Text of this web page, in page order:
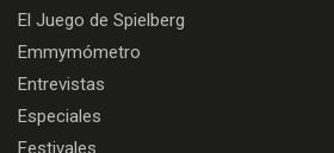
El Juego de Spielberg
Emmymómetro
Entrevistas
Especiales
Festivales